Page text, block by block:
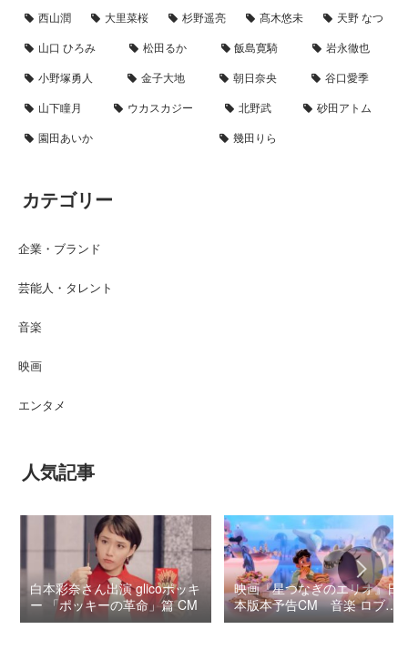
西山潤
大里菜桜 杉野遥亮 髙木悠未
天野 なつ
山口 ひろみ
松田るか 飯島寛騎
岩永徹也
小野塚勇人
金子大地 朝日奈央
谷口愛季
山下瞳月
ウカスカジー 北野武
砂田アトム
園田あいか
幾田りら
カテゴリー
企業・ブランド
芸能人・タレント
音楽
映画
エンタメ
人気記事
白本彩奈さん出演 glicoポッキ
ー 「ポッキーの革命」篇 CM
映画『星つなぎのエリオ』日
本版本予告CM 音楽 ロブ・
シモンセン /